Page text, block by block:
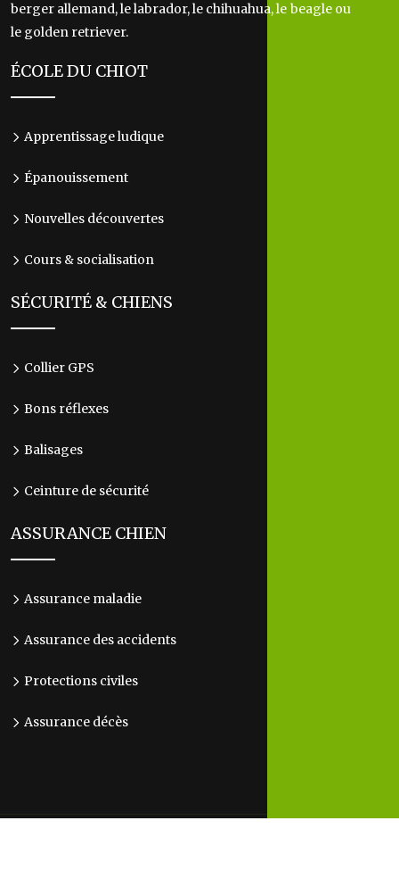
berger allemand, le labrador, le chihuahua, le beagle ou
le golden retriever.
ÉCOLE DU CHIOT
Apprentissage ludique
Épanouissement
Nouvelles découvertes
Cours & socialisation
SÉCURITÉ & CHIENS
Collier GPS
Bons réflexes
Balisages
Ceinture de sécurité
ASSURANCE CHIEN
Assurance maladie
Assurance des accidents
Protections civiles
Assurance décès